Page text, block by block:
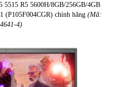
R5 5600H/8GB/256GB/4GB
(P105F004CGR) chính hãng (Mã:
4)